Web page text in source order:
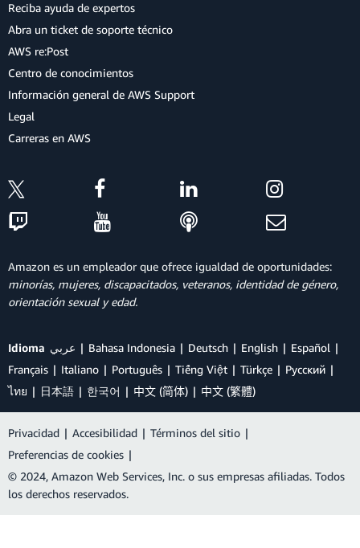
Reciba ayuda de expertos
Abra un ticket de soporte técnico
AWS re:Post
Centro de conocimientos
Información general de AWS Support
Legal
Carreras en AWS
Amazon es un empleador que ofrece igualdad de oportunidades:
minorías, mujeres, discapacitados, veteranos, identidad de género,
orientación sexual y edad.
Idioma عربي Bahasa Indonesia Deutsch English
Español
Français
Italiano Português Tiếng Việt Türkçe
Ρусский
ไทย
日本語 한국어 中文 (简体) 中文 (繁體)
Privacidad | Accesibilidad | Términos del sitio |
Preferencias de cookies |
© 2024, Amazon Web Services, Inc. o sus empresas afiliadas. Todos
los derechos reservados.